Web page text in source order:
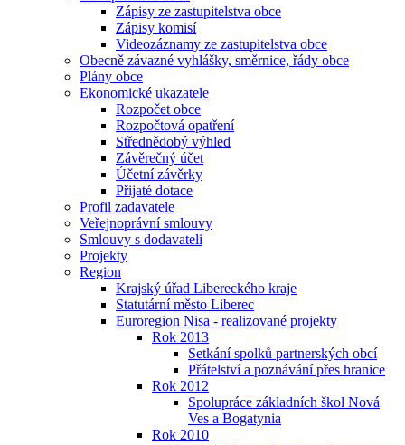
Zápisy ze zastupitelstva obce
Zápisy komisí
Videozáznamy ze zastupitelstva obce
Obecně závazné vyhlášky, směrnice, řády obce
Plány obce
Ekonomické ukazatele
Rozpočet obce
Rozpočtová opatření
Střednědobý výhled
Závěrečný účet
Účetní závěrky
Přijaté dotace
Profil zadavatele
Veřejnoprávní smlouvy
Smlouvy s dodavateli
Projekty
Region
Krajský úřad Libereckého kraje
Statutární město Liberec
Euroregion Nisa - realizované projekty
Rok 2013
Setkání spolků partnerských obcí
Přátelství a poznávání přes hranice
Rok 2012
Spolupráce základních škol Nová
Ves a Bogatynia
Rok 2010